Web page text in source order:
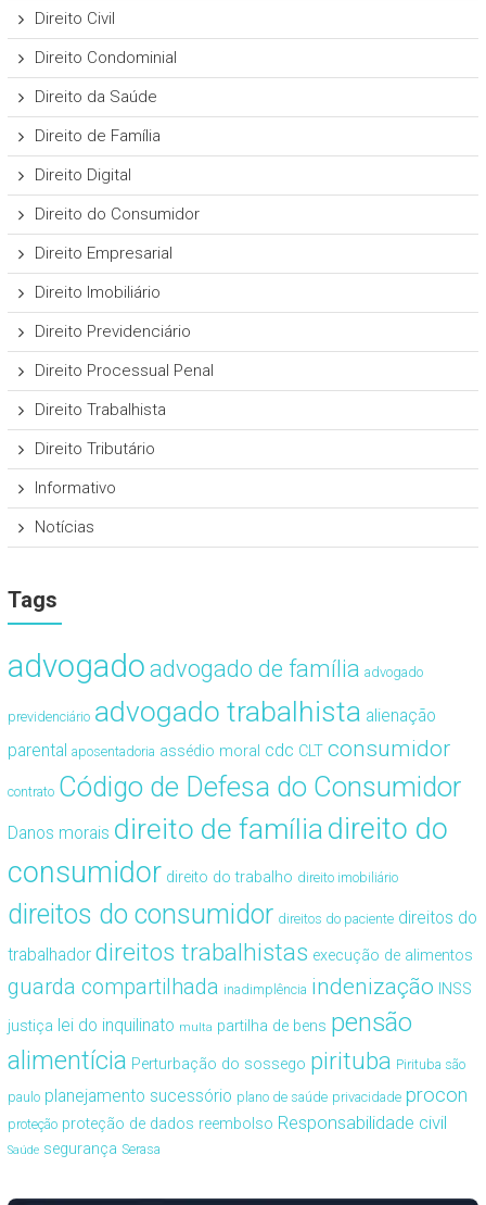
Direito Civil
Direito Condominial
Direito da Saúde
Direito de Família
Direito Digital
Direito do Consumidor
Direito Empresarial
Direito Imobiliário
Direito Previdenciário
Direito Processual Penal
Direito Trabalhista
Direito Tributário
Informativo
Notícias
Tags
advogado advogado de família advogado
previdenciário advogado trabalhista alienação
parental aposentadoria assédio moral cdc CLT consumidor
contrato Código de Defesa do Consumidor
Danos morais direito de famíliadireito do
consumidor direito do trabalho direito imobiliário
direitos do consumidor direitos do paciente direitos do
trabalhador direitos trabalhistas execução de alimentos
guarda compartilhada inadimplência indenização INSS
justiça lei do inquilinato multa partilha de bens pensão
alimentícia Perturbação do sossego pirituba Pirituba são
paulo planejamento sucessório plano de saúde privacidade procon
proteção proteção de dados reembolso Responsabilidade civil
Saúde segurança Serasa